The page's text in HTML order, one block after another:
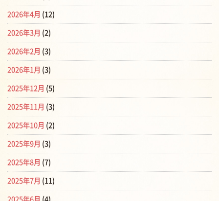
2026年4月 (12)
2026年3月 (2)
2026年2月 (3)
2026年1月 (3)
2025年12月 (5)
2025年11月 (3)
2025年10月 (2)
2025年9月 (3)
2025年8月 (7)
2025年7月 (11)
2025年6月 (4)